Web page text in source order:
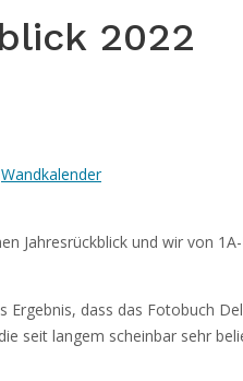
2022
Wandkalender
Jahresrückblick und wir von
Ergebnis, dass das Fotobuch
seit langem scheinbar sehr